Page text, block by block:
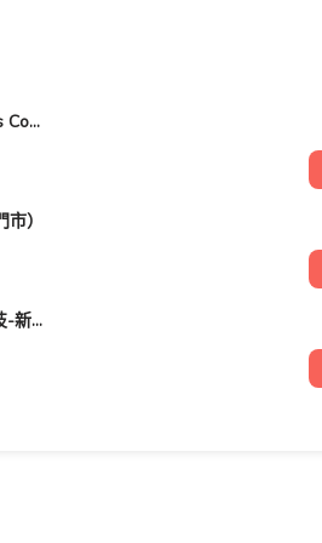
客美多咖啡 Komeda‘s Coffee - 台南小北店
）
FOOTDISC富足康科技-新光三越-桃園站前店